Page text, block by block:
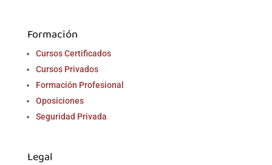
Formación
Cursos Certificados
Cursos Privados
Formación Profesional
Oposiciones
Seguridad Privada
Legal